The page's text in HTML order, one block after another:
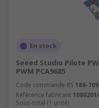
En stock
Seeed Studio Pilote
PWM PCA9685
Code commande RS 188-
Référence fabricant
Sous-total (1 unité)